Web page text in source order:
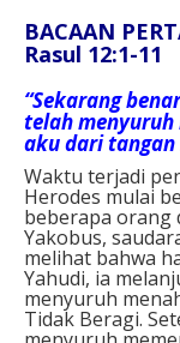
BACAAN
Rasul 12:1-11
“Sekarang
telah
aku dari tangan
Waktu terjadi
Herodes mulai
beberapa orang
Yakobus,
melihat bahwa
Yahudi, ia
menyuruh
Tidak Beragi.